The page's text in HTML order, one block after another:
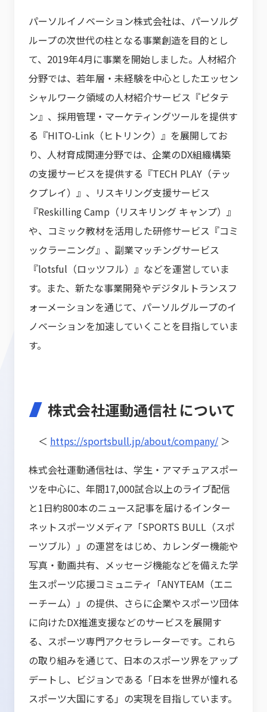
パーソルイノベーション株式会社は、パーソルグ
ループの次世代の柱となる事業創造を目的とし
て、2019年4月に事業を開始しました。人材紹介
分野では、若年層・未経験を中心としたエッセン
シャルワーク領域の人材紹介サービス『ピタテ
ン』、採用管理・マーケティングツールを提供す
る『HITO-Link（ヒトリンク）』を展開してお
り、人材育成関連分野では、企業のDX組織構築
の支援サービスを提供する『TECH PLAY（テッ
クプレイ）』、リスキリング支援サービス
『Reskilling Camp（リスキリング キャンプ）』
や、コミック教材を活用した研修サービス『コミ
ックラーニング』、副業マッチングサービス
『lotsful（ロッツフル）』などを運営していま
す。また、新たな事業開発やデジタルトランスフ
ォーメーションを通じて、パーソルグループのイ
ノベーションを加速していくことを目指していま
す。
株式会社運動通信社 について
＜ https://sportsbull.jp/about/company/ ＞
株式会社運動通信社は、学生・アマチュアスポー
ツを中心に、年間17,000試合以上のライブ配信
と1日約800本のニュース記事を届けるインター
ネットスポーツメディア「SPORTS BULL（スポ
ーツブル）」の運営をはじめ、カレンダー機能や
写真・動画共有、メッセージ機能などを備えた学
生スポーツ応援コミュニティ「ANYTEAM（エニ
ーチーム）」の提供、さらに企業やスポーツ団体
に向けたDX推進支援などのサービスを展開す
る、スポーツ専門アクセラレーターです。これら
の取り組みを通じて、日本のスポーツ界をアップ
デートし、ビジョンである「日本を世界が憧れる
スポーツ大国にする」の実現を目指しています。